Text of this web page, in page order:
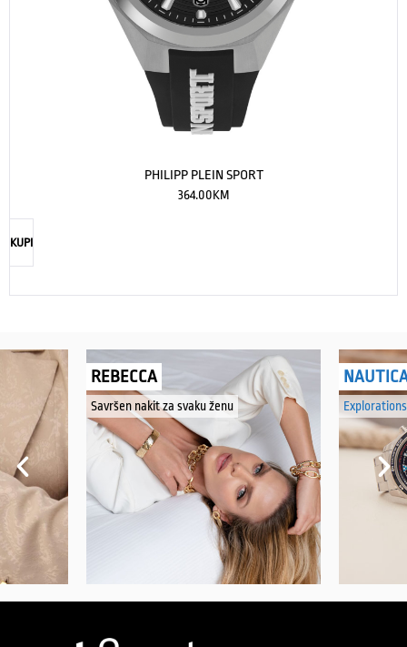
PHILIPP PLEIN SPORT
364.00KM
KUPI
REBECCA
Savršen nakit za svaku ženu